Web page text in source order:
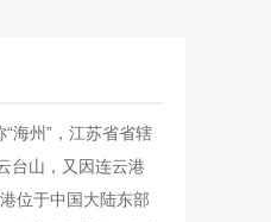
“海州”，江苏省省辖
台山，又因连云港
位于中国大陆东部